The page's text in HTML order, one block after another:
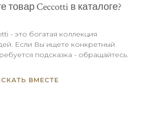
товар Ceccotti в каталоге?
- это богатая коллекция
Если Вы ищете конкретный
подсказка - обращайтесь.
ВМЕСТЕ